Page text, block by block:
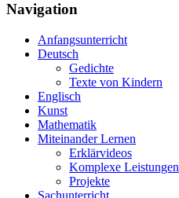
Navigation
Anfangsunterricht
Deutsch
Gedichte
Texte von Kindern
Englisch
Kunst
Mathematik
Miteinander Lernen
Erklärvideos
Komplexe Leistungen
Projekte
Sachunterricht